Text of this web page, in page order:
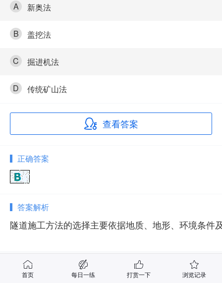
A 新奥法
B 盖挖法
C 掘进机法
D 传统矿山法
查看答案
正确答案
答案解析
隧道施工方法的选择主要依据地质、地形、环境条
相关试题
首页 每日一练 打赏一下 浏览记录